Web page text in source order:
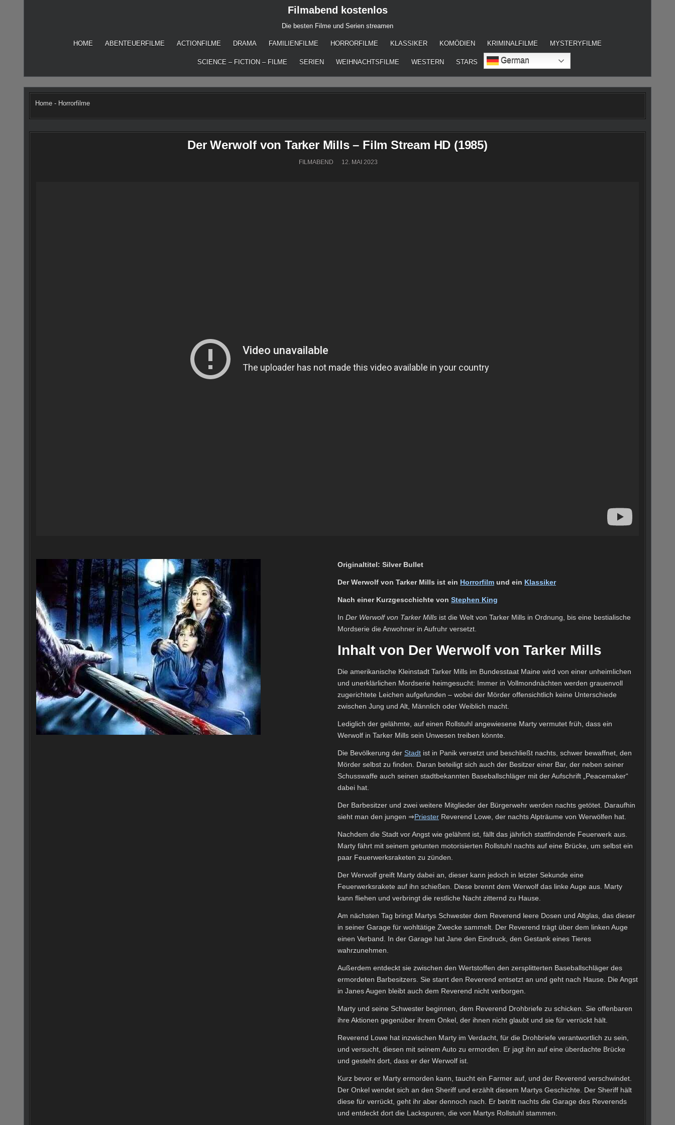
Filmabend kostenlos
Die besten Filme und Serien streamen
HOME ABENTEUERFILME ACTIONFILME DRAMA FAMILIENFILME HORRORFILME KLASSIKER KOMÖDIEN KRIMINALFILME MYSTERYFILME
SCIENCE – FICTION – FILME SERIEN WEIHNACHTSFILME WESTERN STARS German
Home - Horrorfilme
Der Werwolf von Tarker Mills – Film Stream HD (1985)
FILMABEND 12. MAI 2023
Originaltitel: Silver Bullet
Der Werwolf von Tarker Mills ist ein Horrorfilm und ein Klassiker
Nach einer Kurzgescchichte von Stephen King
In Der Werwolf von Tarker Mills ist die Welt von Tarker Mills in Ordnung, bis eine bestialische
Mordserie die Anwohner in Aufruhr versetzt.
Inhalt von Der Werwolf von Tarker Mills
Die amerikanische Kleinstadt Tarker Mills im Bundesstaat Maine wird von einer unheimlichen
und unerklärlichen Mordserie heimgesucht: Immer in Vollmondnächten werden grauenvoll
zugerichtete Leichen aufgefunden – wobei der Mörder offensichtlich keine Unterschiede
zwischen Jung und Alt, Männlich oder Weiblich macht.
Lediglich der gelähmte, auf einen Rollstuhl angewiesene Marty vermutet früh, dass ein
Werwolf in Tarker Mills sein Unwesen treiben könnte.
Die Bevölkerung der Stadt ist in Panik versetzt und beschließt nachts, schwer bewaffnet, den
Mörder selbst zu finden. Daran beteiligt sich auch der Besitzer einer Bar, der neben seiner
Schusswaffe auch seinen stadtbekannten Baseballschläger mit der Aufschrift „Peacemaker“
dabei hat.
Der Barbesitzer und zwei weitere Mitglieder der Bürgerwehr werden nachts getötet. Daraufhin
sieht man den jungen ⇒Priester Reverend Lowe, der nachts Alpträume von Werwölfen hat.
Nachdem die Stadt vor Angst wie gelähmt ist, fällt das jährlich stattfindende Feuerwerk aus.
Marty fährt mit seinem getunten motorisierten Rollstuhl nachts auf eine Brücke, um selbst ein
paar Feuerwerksraketen zu zünden.
Der Werwolf greift Marty dabei an, dieser kann jedoch in letzter Sekunde eine
Feuerwerksrakete auf ihn schießen. Diese brennt dem Werwolf das linke Auge aus. Marty
kann fliehen und verbringt die restliche Nacht zitternd zu Hause.
Am nächsten Tag bringt Martys Schwester dem Reverend leere Dosen und Altglas, das dieser
in seiner Garage für wohltätige Zwecke sammelt. Der Reverend trägt über dem linken Auge
einen Verband. In der Garage hat Jane den Eindruck, den Gestank eines Tieres
wahrzunehmen.
Außerdem entdeckt sie zwischen den Wertstoffen den zersplitterten Baseballschläger des
ermordeten Barbesitzers. Sie starrt den Reverend entsetzt an und geht nach Hause. Die Angst
in Janes Augen bleibt auch dem Reverend nicht verborgen.
Marty und seine Schwester beginnen, dem Reverend Drohbriefe zu schicken. Sie offenbaren
ihre Aktionen gegenüber ihrem Onkel, der ihnen nicht glaubt und sie für verrückt hält.
Reverend Lowe hat inzwischen Marty im Verdacht, für die Drohbriefe verantwortlich zu sein,
und versucht, diesen mit seinem Auto zu ermorden. Er jagt ihn auf eine überdachte Brücke
und gesteht dort, dass er der Werwolf ist.
Kurz bevor er Marty ermorden kann, taucht ein Farmer auf, und der Reverend verschwindet.
Der Onkel wendet sich an den Sheriff und erzählt diesem Martys Geschichte. Der Sheriff hält
diese für verrückt, geht ihr aber dennoch nach. Er betritt nachts die Garage des Reverends
und entdeckt dort die Lackspuren, die von Martys Rollstuhl stammen.